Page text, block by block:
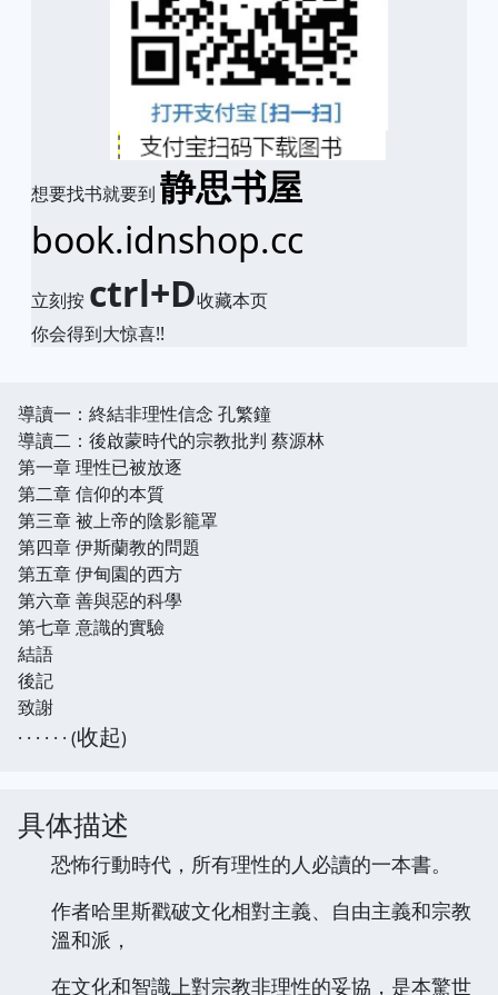
想要找书就要到 静思书屋
book.idnshop.cc
立刻按 ctrl+D收藏本页
你会得到大惊喜!!
導讀一：終結非理性信念 孔繁鐘
導讀二：後啟蒙時代的宗教批判 蔡源林
第一章 理性已被放逐
第二章 信仰的本質
第三章 被上帝的陰影籠罩
第四章 伊斯蘭教的問題
第五章 伊甸園的西方
第六章 善與惡的科學
第七章 意識的實驗
結語
後記
致謝
· · · · · · (收起)
具体描述
恐怖行動時代，所有理性的人必讀的一本書。
作者哈里斯戳破文化相對主義、自由主義和宗教
溫和派，
在文化和智識上對宗教非理性的妥協，是本驚世